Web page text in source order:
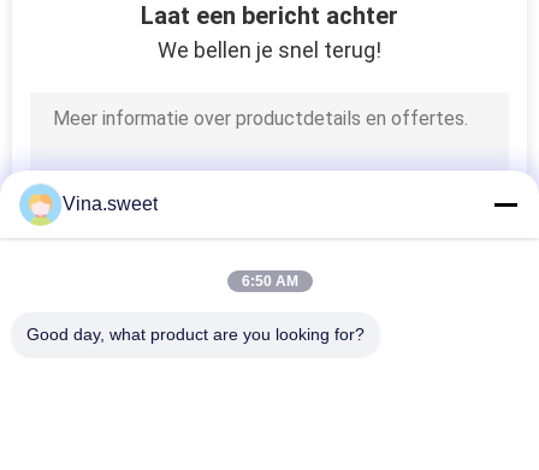
NPR
Isuzu Forward Parts
Laat een bericht achter
We bellen je snel terug!
Vina.sweet
6:50 AM
Good day, what product are you looking for?